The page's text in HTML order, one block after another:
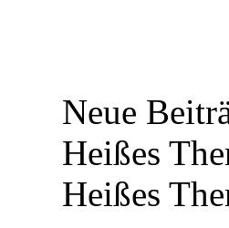
Neue
Heißes
Heißes